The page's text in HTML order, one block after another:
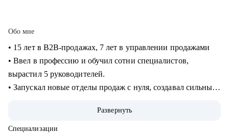
Обо мне
• 15 лет в B2B-продажах, 7 лет в управлении продажами
• Ввел в профессию и обучил сотни специалистов,
вырастил 5 руководителей.
• Запускал новые отделы продаж с нуля, создавал сильные
и руководителей.
Развернуть
Специализации